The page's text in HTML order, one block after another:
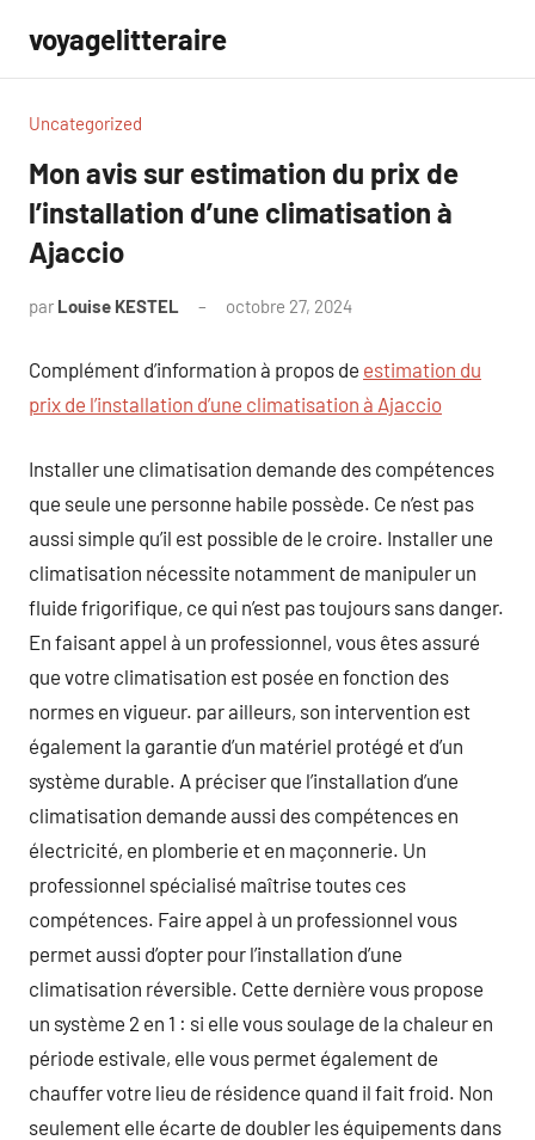
contenu
voyagelitteraire
Uncategorized
Mon avis sur estimation du prix de
l’installation d’une climatisation à
Ajaccio
par Louise KESTEL octobre 27, 2024
Complément d’information à propos de estimation du
prix de l’installation d’une climatisation à Ajaccio
Installer une climatisation demande des compétences
que seule une personne habile possède. Ce n’est pas
aussi simple qu’il est possible de le croire. Installer une
climatisation nécessite notamment de manipuler un
fluide frigorifique, ce qui n’est pas toujours sans danger.
En faisant appel à un professionnel, vous êtes assuré
que votre climatisation est posée en fonction des
normes en vigueur. par ailleurs, son intervention est
également la garantie d’un matériel protégé et d’un
système durable. A préciser que l’installation d’une
climatisation demande aussi des compétences en
électricité, en plomberie et en maçonnerie. Un
professionnel spécialisé maîtrise toutes ces
compétences. Faire appel à un professionnel vous
permet aussi d’opter pour l’installation d’une
climatisation réversible. Cette dernière vous propose
un système 2 en 1 : si elle vous soulage de la chaleur en
période estivale, elle vous permet également de
chauffer votre lieu de résidence quand il fait froid. Non
seulement elle écarte de doubler les équipements dans